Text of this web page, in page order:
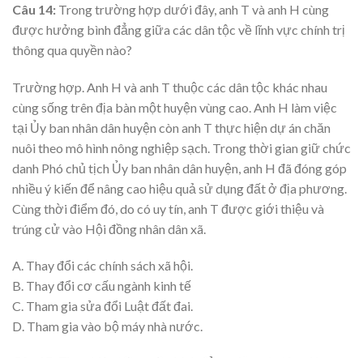
Câu 14: Trong trường hợp dưới đây, anh T và anh H cùng
được hưởng bình đẳng giữa các dân tộc về lĩnh vực chính trị
thông qua quyền nào?
Trường hợp. Anh H và anh T thuộc các dân tộc khác nhau
cùng sống trên địa bàn một huyện vùng cao. Anh H làm việc
tại Ủy ban nhân dân huyện còn anh T thực hiện dự án chăn
nuôi theo mô hình nông nghiệp sạch. Trong thời gian giữ chức
danh Phó chủ tịch Ủy ban nhân dân huyện, anh H đã đóng góp
nhiều ý kiến để nâng cao hiệu quả sử dụng đất ở địa phương.
Cùng thời điểm đó, do có uy tín, anh T được giới thiệu và
trúng cử vào Hội đồng nhân dân xã.
A. Thay đổi các chính sách xã hội.
B. Thay đổi cơ cấu ngành kinh tế
C. Tham gia sửa đổi Luật đất đai.
D. Tham gia vào bộ máy nhà nước.